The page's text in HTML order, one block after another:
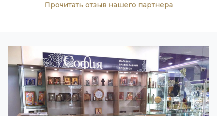
Прочитать отзыв нашего партнера